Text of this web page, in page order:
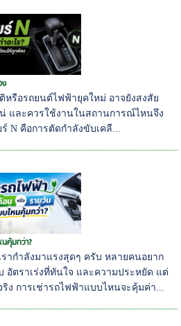
ง
รือรถยนต์ไฟฟ้ายุคใหม่ อาจยังสงสัย
และควรใช้งานในสถานการณ์ไหนจึง
N คือการตัดกำลังขับเคลื...
นคุ้มกว่า?
ากำลังมาแรงสุดๆ ครับ หลายคนอยาก
อัตราเร่งที่ทันใจ และความประหยัด แต่
ริง การเช่ารถไฟฟ้าแบบไหนจะคุ้มค่า...